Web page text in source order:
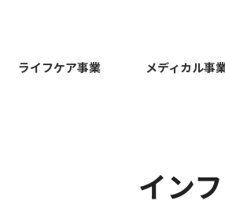
ライフケア事業 メディカル事
イン